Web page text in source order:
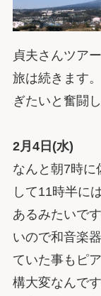
貞夫さんツア
旅は続きます
ぎたいと奮闘
2月4日(水)
なんと朝7時に
して11時半に
あるみたいで
いので和音楽
ていた事もピ
構大変なんで